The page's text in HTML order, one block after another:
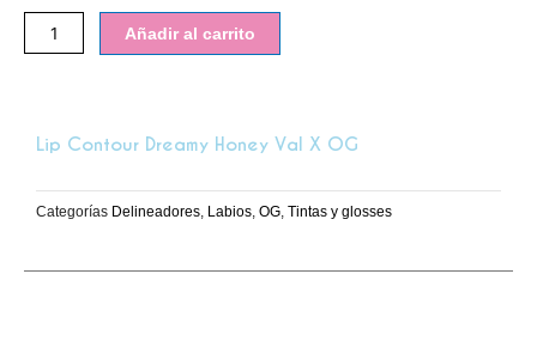
Dreamy
Honey
OG
Añadir al carrito
Lip Contour Dreamy Honey Val X OG
Categorías Delineadores Labios OG Tintas y glosses